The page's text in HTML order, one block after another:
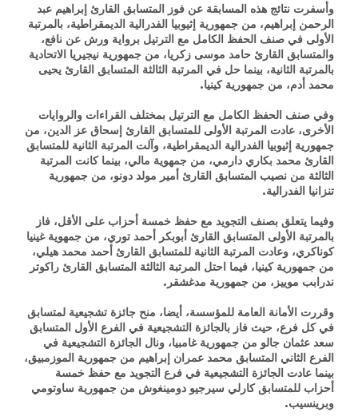
وأسفرت نتائج هذه المسابقة عن فوز المتسابق القارئ إبراهيم عبد
الرحمن إبراهيم، من جمهورية إثيوبيا الفدرالية الديمقراطية، بالمرتبة
الأولى في صنف الحفظ الكامل مع الترتيل برواية ورش عن نافع،
والمتسابق القارئ حامد موسى زكريا، من جمهورية نيجيريا الاتحادية
بالمرتبة الثانية، بينما حل في المرتبة الثالثة المتسابق القارئ يحيى
محمد أدم، من جمهورية كينيا.
وفي صنف الحفظ الكامل مع الترتيل بمختلف القراءات والروايات
الأخرى، عادت المرتبة الأولى للمتسابق القارئ إسحاق عز الدين، من
جمهورية إثيوبيا الفدرالية الديمقراطية، وآلت المرتبة الثانية للمتسابق
القارئ محمد بكاري دارمي، من جمهوية مالي، بينما كانت المرتبة
الثالثة من نصيب المتسابق القارئ أمير مولد دونو، من جمهورية
تنزانيا الفدرالية.
وفيما يتعلق بصنف التجويد مع حفظ خمسة أحزاب على الأقل، فاز
بالمرتبة الأولى المتسابق القارئ أبوبكر أحمد توري، من جمهوية غينيا
كوناكري، وعادت المرتبة الثانية للمتسابق القارئ أحمد محمد هيلي،
من جمهورية كينيا، فيما احتل المرتبة الثالثة المتسابق القارئ راكوتر
ندرابب موييز، من جمهورية مدغشقر.
وقررت الأمانة العامة للمؤسسة، أيضا، منح جائزة تشجيعية لمتسابق
في كل فرع، حيث فاز بالجائزة التشجيعية في الفرع الأول المتسابق
سعد عثمان جالو من جمهورية غامبيا، ونال الجائزة التشجيعية في
الفرع الثاني المتسابق محمد عمران إبراهيم من جمهورية الموزمبيق،
بينما عادت الجائزة التشجيعية في فرع التجويد مع حفظ خمسة
أحزاب للمتسابق كارلي سيرجيو دومينغوش من جمهورية ساوتومي
وبرينسيب.